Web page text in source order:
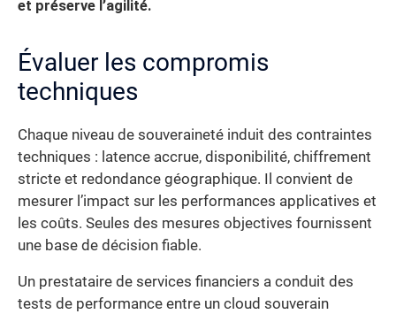
et préserve l’agilité.
Évaluer les compromis
techniques
Chaque niveau de souveraineté induit des contraintes
techniques : latence accrue, disponibilité, chiffrement
stricte et redondance géographique. Il convient de
mesurer l’impact sur les performances applicatives et
les coûts. Seules des mesures objectives fournissent
une base de décision fiable.
Un prestataire de services financiers a conduit des
tests de performance entre un cloud souverain